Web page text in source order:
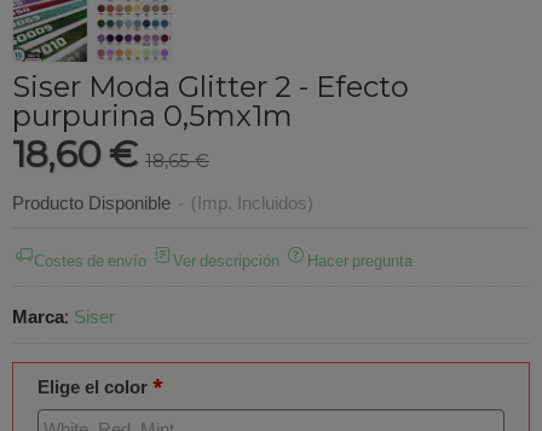
Siser Moda Glitter 2 - Efecto
purpurina 0,5mx1m
18,60 € 18,65 €
Producto Disponible - (Imp. Incluidos)
Costes de envío Ver descripción Hacer pregunta
Marca: Siser
Elige el color*